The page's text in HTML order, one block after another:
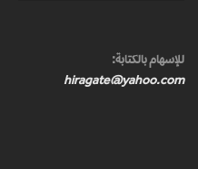
للإسهام بالكتابة:
hiragate@yahoo.com